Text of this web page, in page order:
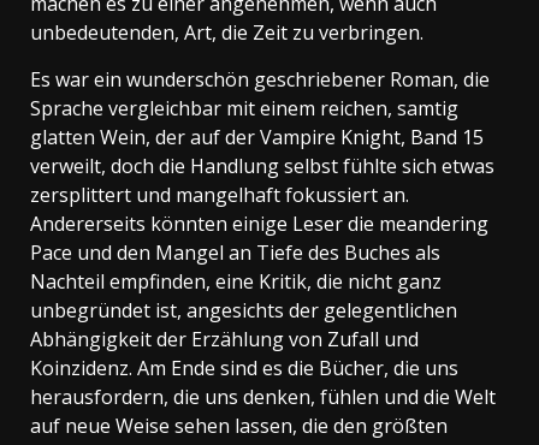
unbedeutenden, Art, die Zeit zu verbringen.
Es war ein wunderschön geschriebener Roman, die
Sprache vergleichbar mit einem reichen, samtig
glatten Wein, der auf der Vampire Knight, Band 15
verweilt, doch die Handlung selbst fühlte sich etwas
zersplittert und mangelhaft fokussiert an.
Andererseits könnten einige Leser die meandering
Pace und den Mangel an Tiefe des Buches als
Nachteil empfinden, eine Kritik, die nicht ganz
unbegründet ist, angesichts der gelegentlichen
Abhängigkeit der Erzählung von Zufall und
Koinzidenz. Am Ende sind es die Bücher, die uns
herausfordern, die uns denken, fühlen und die Welt
auf neue Weise sehen lassen, die den größten